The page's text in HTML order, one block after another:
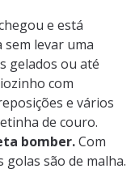
e está
sem levar uma
gelados ou até
com
e vários
de couro.
bomber.Com
golas são de malha.